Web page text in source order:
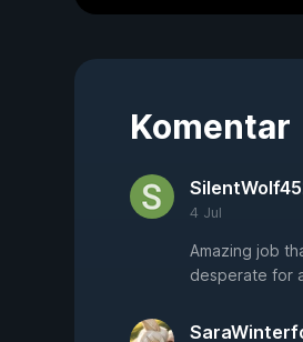
Komentar
4 Jul
Amazing job
desperate for